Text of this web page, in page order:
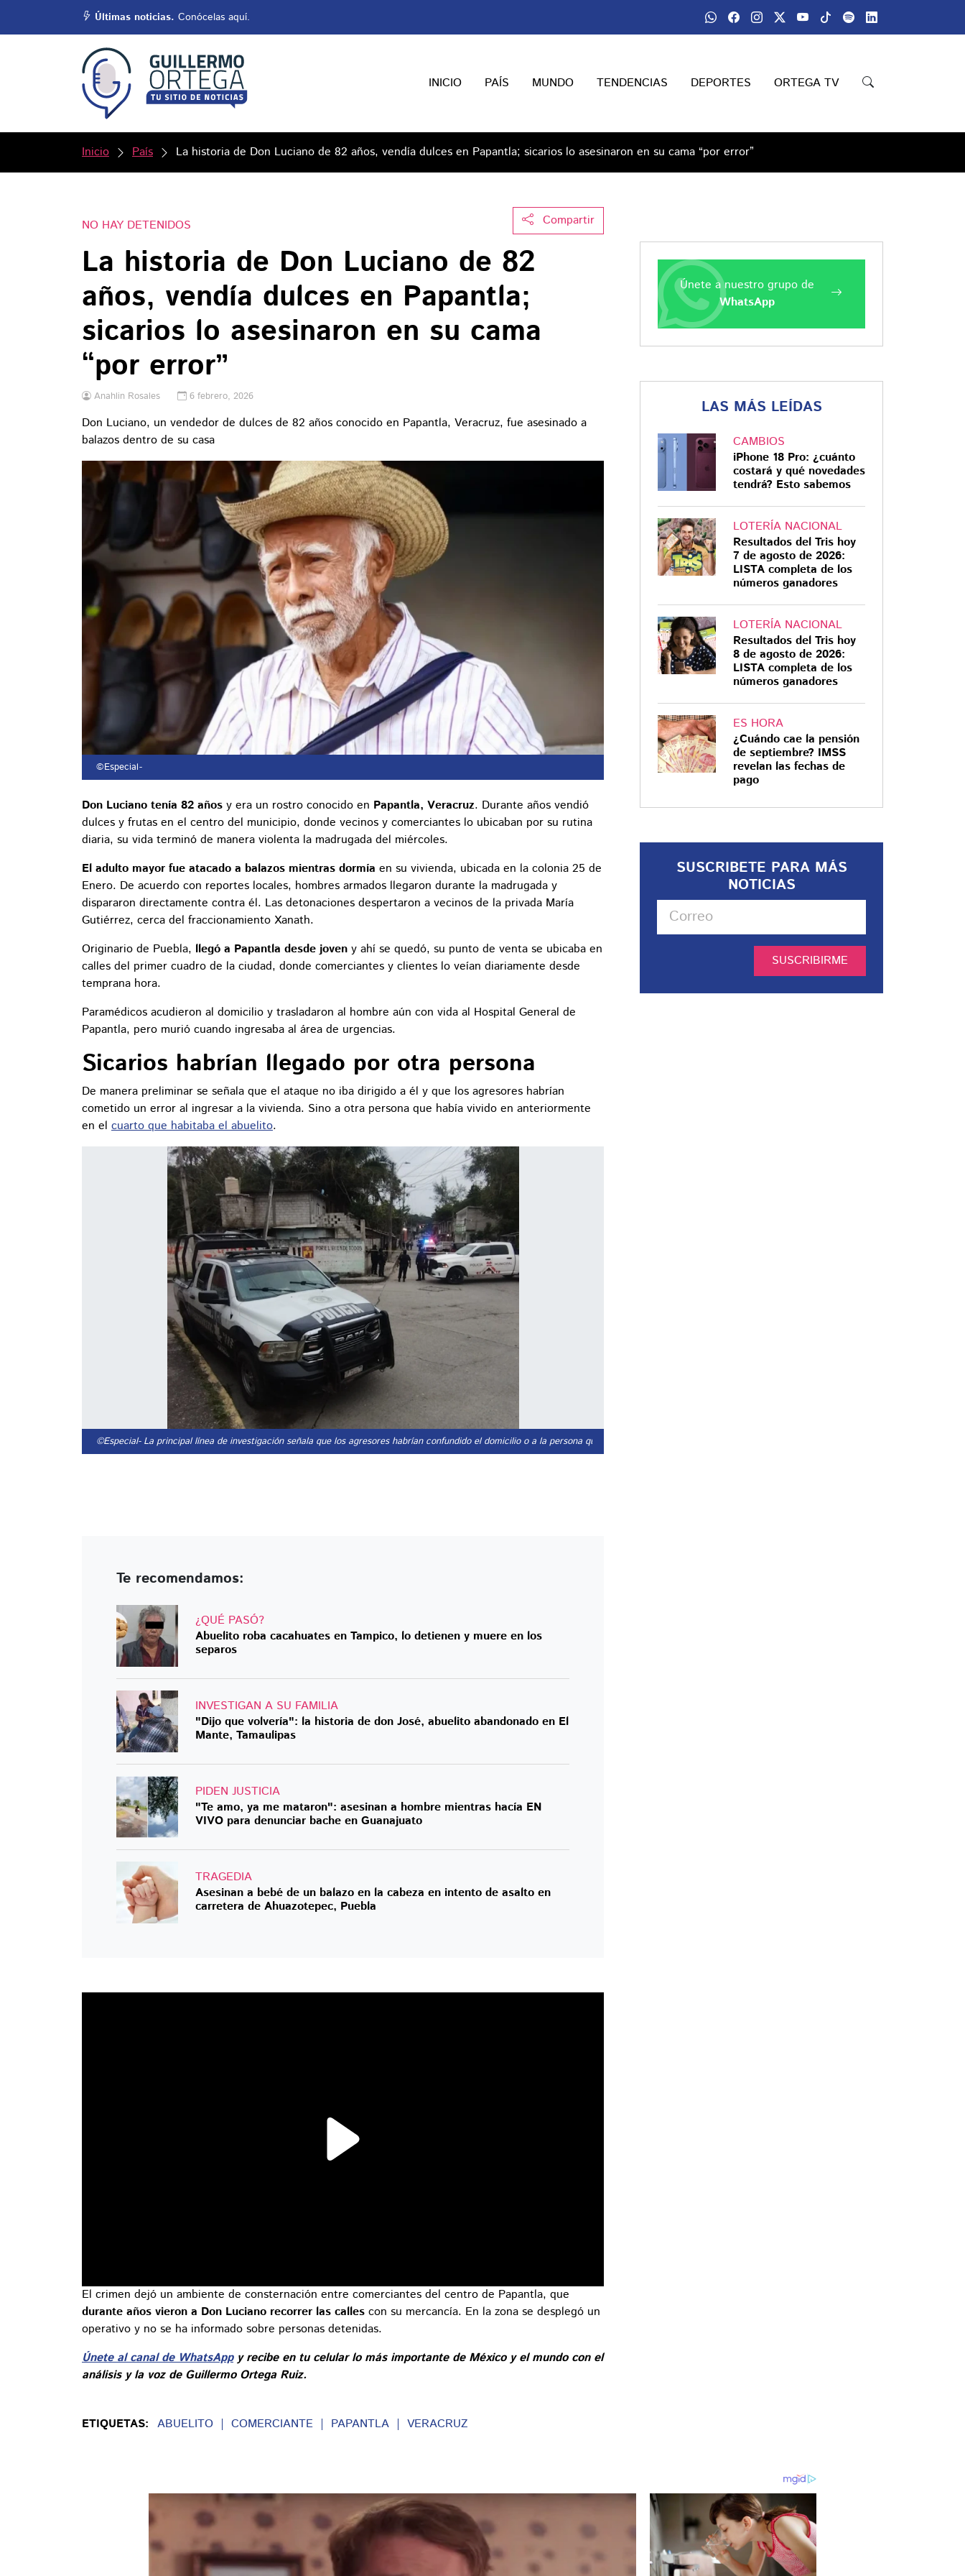
Últimas noticias. Conócelas aquí.
INICIO PAÍS MUNDO TENDENCIAS DEPORTES ORTEGA TV
Inicio País La historia de Don Luciano de 82 años, vendía dulces en Papantla; sicarios lo asesinaron en su cama “por error”
Compartir
NO HAY DETENIDOS
La historia de Don Luciano de 82
años, vendía dulces en Papantla;
sicarios lo asesinaron en su cama
“por error”
Anahlin Rosales 6 febrero, 2026
Don Luciano, un vendedor de dulces de 82 años conocido en Papantla, Veracruz, fue asesinado a
balazos dentro de su casa
©Especial-
Don Luciano tenía 82 años y era un rostro conocido en Papantla, Veracruz. Durante años vendió
dulces y frutas en el centro del municipio, donde vecinos y comerciantes lo ubicaban por su rutina
diaria, su vida terminó de manera violenta la madrugada del miércoles.
El adulto mayor fue atacado a balazos mientras dormía en su vivienda, ubicada en la colonia 25 de
Enero. De acuerdo con reportes locales, hombres armados llegaron durante la madrugada y
dispararon directamente contra él. Las detonaciones despertaron a vecinos de la privada María
Gutiérrez, cerca del fraccionamiento Xanath.
Originario de Puebla, llegó a Papantla desde joven y ahí se quedó, su punto de venta se ubicaba en
calles del primer cuadro de la ciudad, donde comerciantes y clientes lo veían diariamente desde
temprana hora.
Paramédicos acudieron al domicilio y trasladaron al hombre aún con vida al Hospital General de
Papantla, pero murió cuando ingresaba al área de urgencias.
Sicarios habrían llegado por otra persona
De manera preliminar se señala que el ataque no iba dirigido a él y que los agresores habrían
cometido un error al ingresar a la vivienda. Sino a otra persona que había vivido en anteriormente
en el cuarto que habitaba el abuelito.
©Especial- La principal línea de investigación señala que los agresores habrían confundido el domicilio o a la persona que buscaban.
Te recomendamos:
¿QUÉ PASÓ?
Abuelito roba cacahuates en Tampico, lo detienen y muere en los
separos
INVESTIGAN A SU FAMILIA
"Dijo que volvería": la historia de don José, abuelito abandonado en El
Mante, Tamaulipas
PIDEN JUSTICIA
"Te amo, ya me mataron": asesinan a hombre mientras hacía EN
VIVO para denunciar bache en Guanajuato
TRAGEDIA
Asesinan a bebé de un balazo en la cabeza en intento de asalto en
carretera de Ahuazotepec, Puebla
El crimen dejó un ambiente de consternación entre comerciantes del centro de Papantla, que
durante años vieron a Don Luciano recorrer las calles con su mercancía. En la zona se desplegó un
operativo y no se ha informado sobre personas detenidas.
Únete al canal de WhatsAppy recibe en tu celular lo más importante de México y el mundo con el
análisis y la voz de Guillermo Ortega Ruiz.
ETIQUETAS: ABUELITO COMERCIANTE PAPANTLA VERACRUZ
Únete a nuestro grupo de
WhatsApp
LAS MÁS LEÍDAS
CAMBIOS
iPhone 18 Pro: ¿cuánto
costará y qué novedades
tendrá? Esto sabemos
LOTERÍA NACIONAL
Resultados del Tris hoy
7 de agosto de 2026:
LISTA completa de los
números ganadores
LOTERÍA NACIONAL
Resultados del Tris hoy
8 de agosto de 2026:
LISTA completa de los
números ganadores
ES HORA
¿Cuándo cae la pensión
de septiembre? IMSS
revelan las fechas de
pago
SUSCRIBETE PARA MÁS
NOTICIAS
SUSCRIBIRME